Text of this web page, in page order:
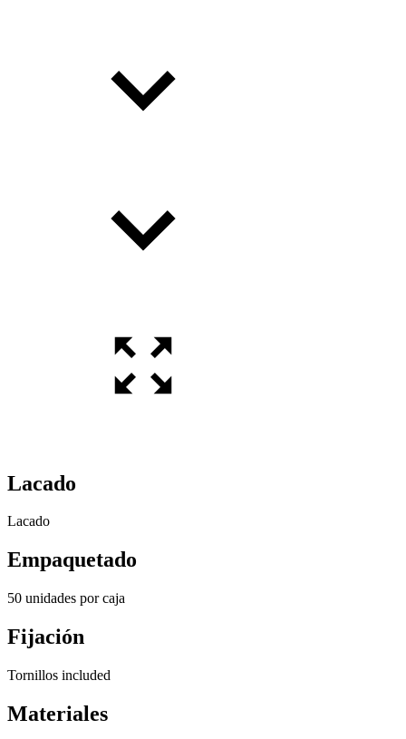
Lacado
Lacado
Empaquetado
50 unidades por caja
Fijación
Tornillos included
Materiales